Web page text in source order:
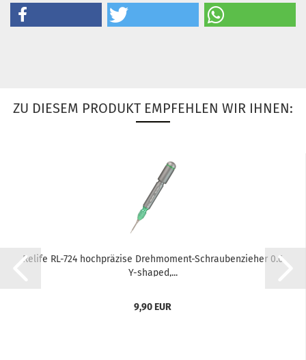
ZU DIESEM PRODUKT EMPFEHLEN WIR IHNEN:
Re­li­fe RL-​724 hoch­prä­zi­se Drehmoment-​​Schrau­ben­zie­her 0.6
Y-​shaped,...
9,90 EUR